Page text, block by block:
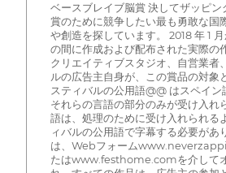
ベースブレイブ脳賞 決してザッピン
賞のために競争したい最も勇敢な国
や創造を探しています。 2018 年 1 月
の間に作成および配布された実際の
クリエイティブスタジオ、自営業者
ルの広告主自身が、この賞品の対象
スティバルの公用語@@ はスペイン
それらの言語の部分のみが受け入れ
語は、処理のために受け入れられる
ィバルの公用語で字幕する必要があ
は、Webフォーム
たはwww.festhome.comを介して